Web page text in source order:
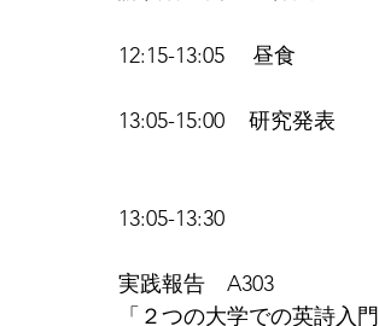
12:15-13:05 　昼食
13:05-15:00    研究発表
13:05-13:30
実践報告　A303
「２つの大学での英詩入